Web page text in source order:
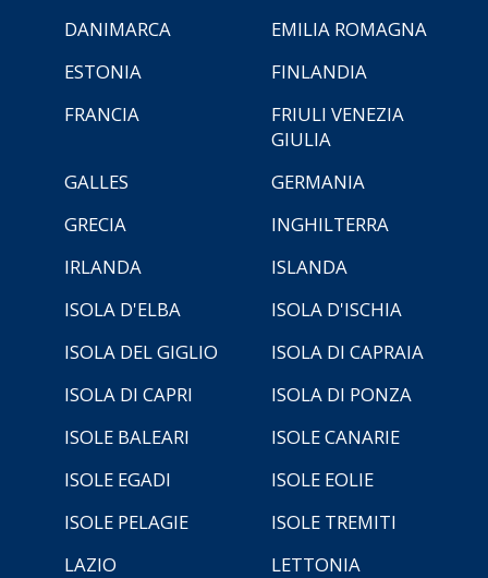
DANIMARCA
EMILIA ROMAGNA
ESTONIA
FINLANDIA
FRANCIA
FRIULI VENEZIA
GIULIA
GALLES
GERMANIA
GRECIA
INGHILTERRA
IRLANDA
ISLANDA
ISOLA D'ELBA
ISOLA D'ISCHIA
ISOLA DEL GIGLIO
ISOLA DI CAPRAIA
ISOLA DI CAPRI
ISOLA DI PONZA
ISOLE BALEARI
ISOLE CANARIE
ISOLE EGADI
ISOLE EOLIE
ISOLE PELAGIE
ISOLE TREMITI
LAZIO
LETTONIA